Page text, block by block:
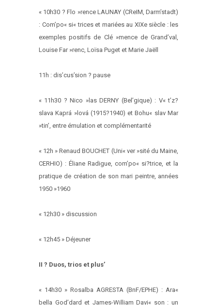
« 10h30 ? Flo »rence LAUNAY (CReIM, Darm’stadt)
: Com’po« si« trices et mariées au XIXe siècle : les
exemples positifs de Clé »mence de Grand’val,
Louise Far »renc, Loïsa Puget et Marie Jaëll
11h : dis’cus’sion ? pause
« 11h30 ? Nico »las DERNY (Bel’gique) : V« t’z?
slava Kaprá »lová (1915?1940) et Bohu« slav Mar
»tin’, entre émulation et complémentarité
« 12h » Renaud BOUCHET (Uni« ver »sité du Maine,
CERHIO) : Éliane Radigue, com’po« si?trice, et la
pratique de création de son mari peintre, années
1950 »1960
« 12h30 » discussion
« 12h45 » Déjeuner
II ? Duos, trios et plus’
« 14h30 » Rosalba AGRESTA (BnF/EPHE) : Ara«
bella God’dard et James-William Davi« son : un